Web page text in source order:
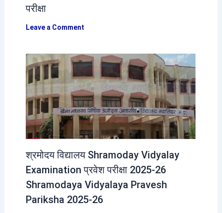
परीक्षा
Leave a Comment
श्रमोदय विद्यालय Shramoday Vidyalay
Examination प्रवेश परीक्षा 2025-26
Shramodaya Vidyalaya Pravesh
Pariksha 2025-26